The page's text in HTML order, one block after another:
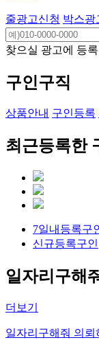
줄광고신청 박스광
찾으실 광고에 등
구인구직
상품안내 구인등록
최근등록한
7일내등록구
신규등록구인
일자리구해
더보기
일자리구해줘 의뢰